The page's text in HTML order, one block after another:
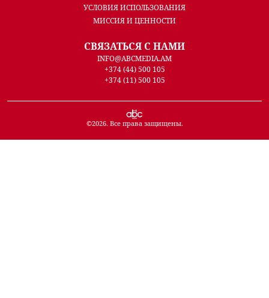
УСЛОВИЯ ИСПОЛЬЗОВАНИЯ
МИССИЯ И ЦЕННОСТИ
СВЯЗАТЬСЯ С НАМИ
INFO@ABCMEDIA.AM
+374 (44) 500 105
+374 (11) 500 105
©2026. Все права защищены.